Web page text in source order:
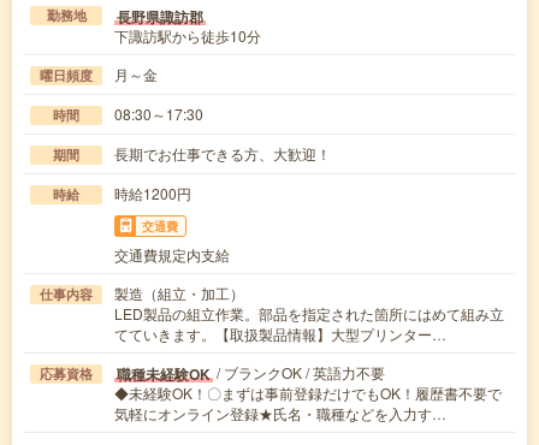
勤務地 長野県諏訪郡
下諏訪駅から徒歩10分
曜日頻度 月～金
時間 08:30～17:30
期間 長期でお仕事できる方、大歓迎！
時給 時給1200円
交通費
交通費規定内支給
仕事内容
製造（組立・加工）
LED製品の組立作業。部品を指定された箇所にはめて組み立
てていきます。【取扱製品情報】大型プリンター…
応募資格 職種未経験OK / ブランクOK / 英語力不要
◆未経験OK！〇まずは事前登録だけでもOK！履歴書不要で
気軽にオンライン登録★氏名・職種などを入力す…